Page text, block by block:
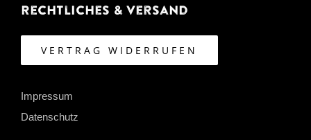
Rechtliches & Versand
VERTRAG WIDERRUFEN
Impressum
Datenschutz